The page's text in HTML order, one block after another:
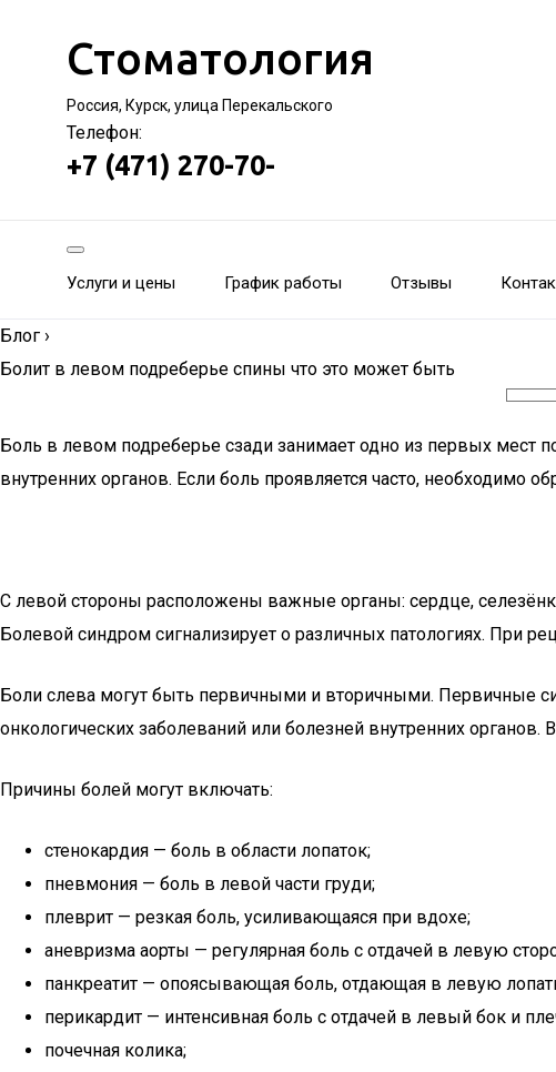
Стоматология
Россия, Курск, улица Перекальского
Телефон:
+7 (471) 270-70-
Услуги и цены График работы Отзывы
Блог ›
Болит в левом подреберье спины что это может быть
Боль в левом подреберье сзади занимает одно из первых мест
внутренних органов. Если боль проявляется часто, необходимо
С левой стороны расположены важные органы: сердце,
Болевой синдром сигнализирует о различных патологиях. При
Боли слева могут быть первичными и вторичными. Первичные
онкологических заболеваний или болезней внутренних
Причины болей могут включать:
стенокардия — боль в области лопаток;
пневмония — боль в левой части груди;
плеврит — резкая боль, усиливающаяся при вдохе;
аневризма аорты — регулярная боль с отдачей в левую
панкреатит — опоясывающая боль, отдающая в левую
перикардит — интенсивная боль с отдачей в левый бок и
почечная колика;